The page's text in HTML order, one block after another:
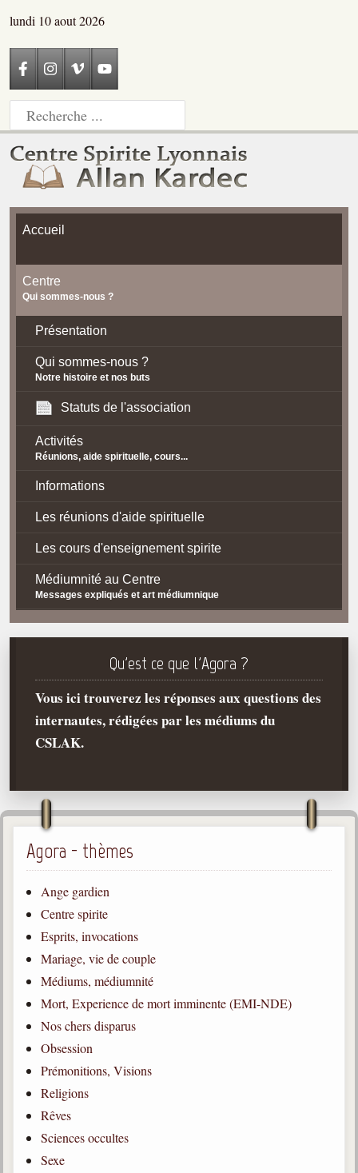
lundi 10 aout 2026
Accueil
Centre
Qui sommes-nous ?
Présentation
Qui sommes-nous ?
Notre histoire et nos buts
Statuts de l'association
Activités
Réunions, aide spirituelle, cours...
Informations
Les réunions d'aide spirituelle
Les cours d'enseignement spirite
Médiumnité au Centre
Messages expliqués et art médiumnique
Contact / Accès
Plan d'accès
Spiritisme
Qu'est-ce que c'est ?
Philosophie
La doctrine d'Allan Kardec
But des manifestations spirites
Esprits
Médiums
Les hommes
Allan Kardec
1804-1869
Léon Denis
1846-1927
Gabriel Delanne
1857-1926
Chico Xavier
1910-2002
Qu'est ce que l'Agora ?
Vous ici trouverez les réponses aux questions des
internautes, rédigées par les médiums du
CSLAK.
Agora - thèmes
Ange gardien
Centre spirite
Esprits, invocations
Mariage, vie de couple
Médiums, médiumnité
Mort, Experience de mort imminente (EMI-NDE)
Nos chers disparus
Obsession
Prémonitions, Visions
Religions
Rêves
Sciences occultes
Sexe